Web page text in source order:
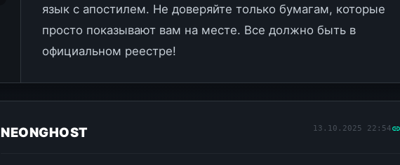
язык с апостилем. Не доверяйте только бумагам, которые
просто показывают вам на месте. Все должно быть в
официальном реестре!
NEONGHOST 13.10.2025 22:54